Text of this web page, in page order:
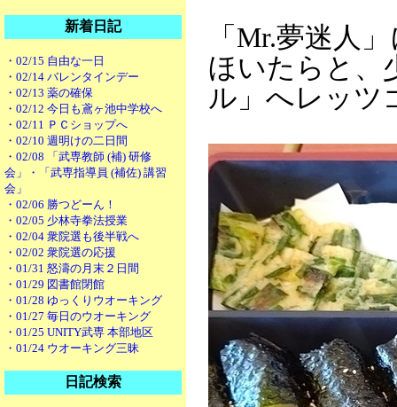
新着日記
・02/15 自由な一日
・02/14 バレンタインデー
・02/13 薬の確保
・02/12 今日も鳶ヶ池中学校へ
・02/11 ＰＣショップへ
・02/10 週明けの二日間
・02/08 「武専教師 (補) 研修
会」・「武専指導員 (補佐) 講習
会」
・02/06 勝つどーん！
・02/05 少林寺拳法授業
・02/04 衆院選も後半戦へ
・02/02 衆院選の応援
・01/31 怒濤の月末２日間
・01/29 図書館閉館
・01/28 ゆっくりウオーキング
・01/27 毎日のウオーキング
・01/25 UNITY武専 本部地区
・01/24 ウオーキング三昧
日記検索
「Mr.夢迷人
ほいたらと、
ル」へレッツ